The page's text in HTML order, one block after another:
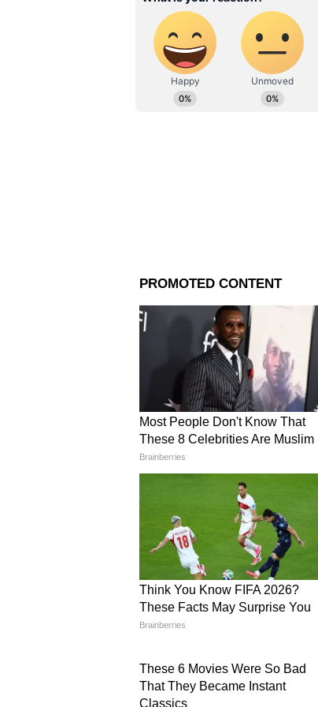
Related Articles
বিকেল ৪টে পর্যন্ত। এবার
প্রকাশিত হবে। তার আড়াই
www.jeeb.nic.in এবং
রাজ্যের বিভিন্ন বিশ্ববিদ্যালয়
আর্কিটেকচারের মতো স্নাতক
অবশেষে আজ বৃহস্পতিবার
এবং www.wbjeeb.in ওয়েব